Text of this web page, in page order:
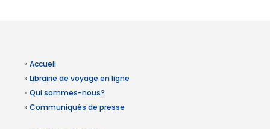
» Accueil
» Librairie de voyage en ligne
» Qui sommes-nous?
» Communiqués de presse